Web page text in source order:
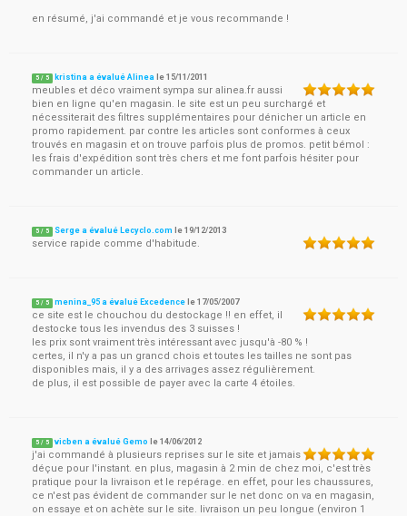
en résumé, j'ai commandé et je vous recommande !
5 / 5 kristina a évalué Alinea le15/11/2011
meubles et déco vraiment sympa sur alinea.fr aussi
bien en ligne qu'en magasin. le site est un peu surchargé et
nécessiterait des filtres supplémentaires pour dénicher un article en
promo rapidement. par contre les articles sont conformes à ceux
trouvés en magasin et on trouve parfois plus de promos. petit bémol :
les frais d'expédition sont très chers et me font parfois hésiter pour
commander un article.
5 / 5 Serge a évalué Lecyclo.com le19/12/2013
service rapide comme d'habitude.
5 / 5 menina_95 a évalué Excedence le17/05/2007
ce site est le chouchou du destockage !! en effet, il
destocke tous les invendus des 3 suisses !
les prix sont vraiment très intéressant avec jusqu'à -80 % !
certes, il n'y a pas un grancd chois et toutes les tailles ne sont pas
disponibles mais, il y a des arrivages assez régulièrement.
de plus, il est possible de payer avec la carte 4 étoiles.
5 / 5 vicben a évalué Gemo le14/06/2012
j'ai commandé à plusieurs reprises sur le site et jamais
déçue pour l'instant. en plus, magasin à 2 min de chez moi, c'est très
pratique pour la livraison et le repérage. en effet, pour les chaussures,
ce n'est pas évident de commander sur le net donc on va en magasin,
on essaye et on achète sur le site. livraison un peu longue (environ 1